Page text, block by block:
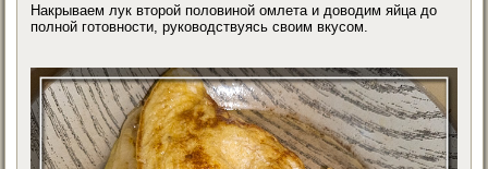
Накрываем лук второй половиной омлета и доводим яйца до
полной готовности, руководствуясь своим вкусом.